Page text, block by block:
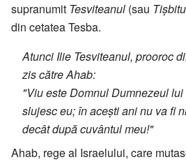
supranumit Tesviteanul (sau
din cetatea Tesba.
Atunci Ilie Tesviteanul, prooroc
zis către Ahab:
"Viu este Domnul Dumnezeul
slujesc eu; în acești ani nu va fi
decât după cuvântul meu!"
Ahab, rege al Israelului, care